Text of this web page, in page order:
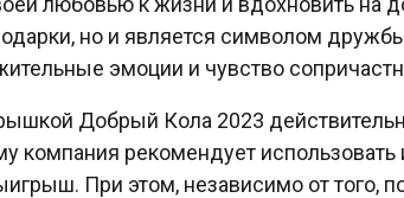
но и является символом
эмоции и чувство
Добрый Кола 2023
компания рекомендует
При этом, независимо от того,